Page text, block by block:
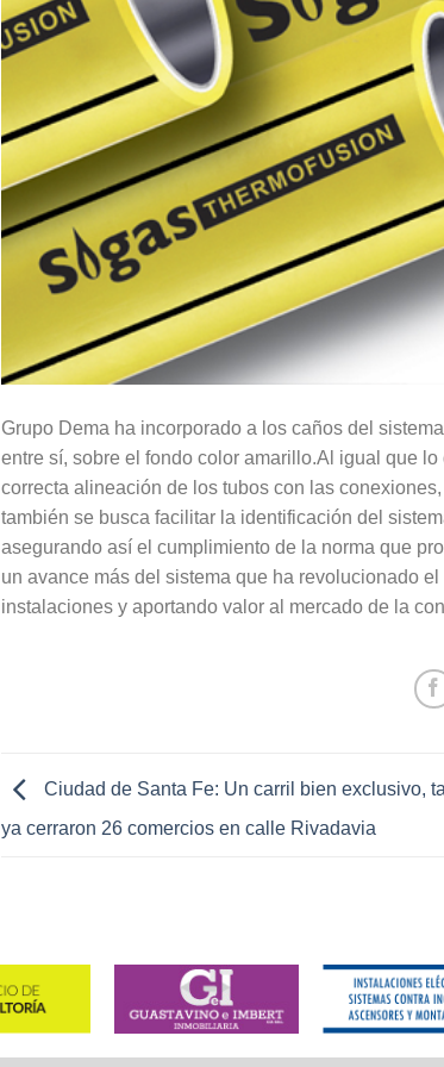
Grupo Dema ha incorporado a los caños del
entre sí, sobre el fondo color amarillo.Al igual que
correcta alineación de los tubos con las
también se busca facilitar la identificación del
asegurando así el cumplimiento de la norma que
un avance más del sistema que ha revolucionado
instalaciones y aportando valor al mercado de la
Ciudad de Santa Fe: Un carril bien exclusivo,
ya cerraron 26 comercios en calle Rivadavia